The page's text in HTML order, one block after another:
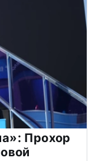
Прохор